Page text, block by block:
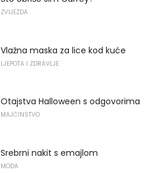
ZVIJEZDA
Vlažna maska ​​za lice kod kuće
LJEPOTA I ZDRAVLJE
Otajstva Halloween s odgovorima
MAJČINSTVO
Srebrni nakit s emajlom
MODA